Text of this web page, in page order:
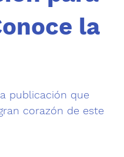
la
publicación que
corazón de este